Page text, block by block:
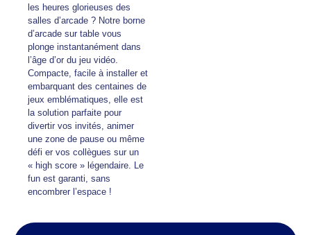
les heures glorieuses des
salles d’arcade ? Notre borne
d’arcade sur table vous
plonge instantanément dans
l’âge d’or du jeu vidéo.
Compacte, facile à installer et
embarquant des centaines de
jeux emblématiques, elle est
la solution parfaite pour
divertir vos invités, animer
une zone de pause ou même
défi er vos collègues sur un
« high score » légendaire. Le
fun est garanti, sans
encombrer l’espace !